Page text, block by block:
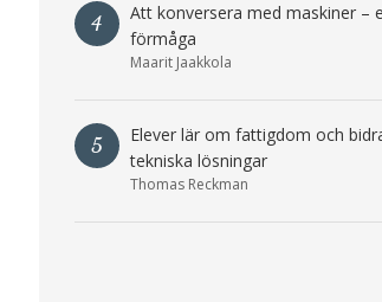
4
Att konversera med maskiner –
förmåga
Maarit Jaakkola
5
Elever lär om fattigdom och
tekniska lösningar
Thomas Reckman